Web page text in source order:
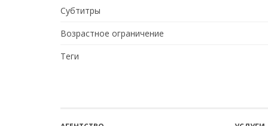
Субтитры
Возрастное ограничение
Теги